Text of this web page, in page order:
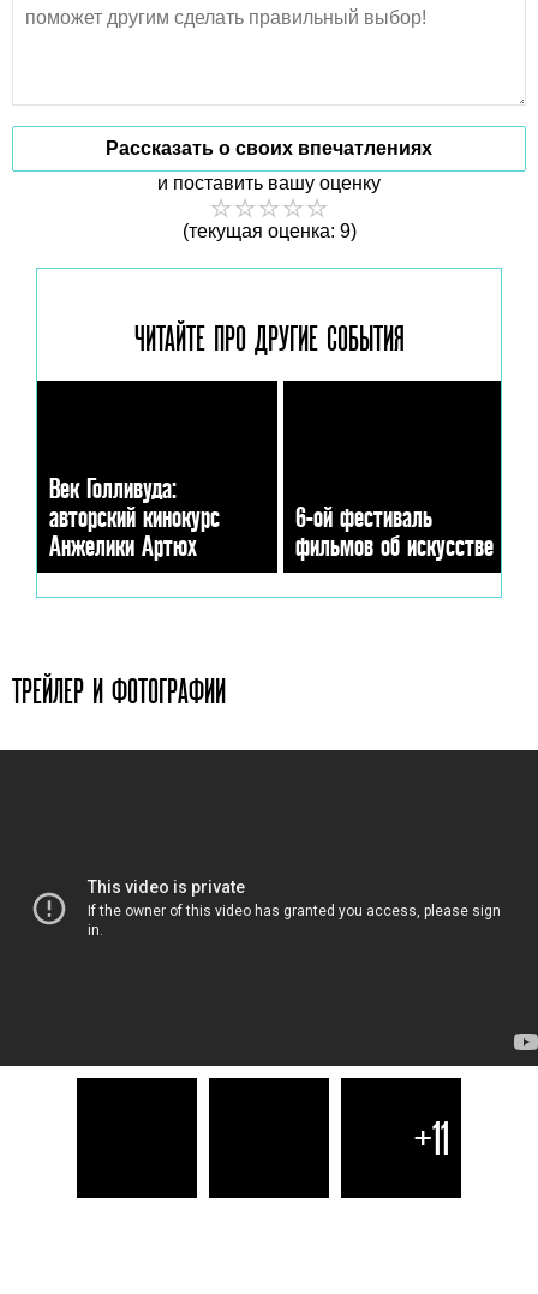
Рассказать о своих впечатлениях
и поставить вашу оценку
(текущая оценка: 9)
ЧИТАЙТЕ ПРО ДРУГИЕ СОБЫТИЯ
Век Голливуда:
авторский кинокурс
Анжелики Артюх
6-ой фестиваль
фильмов об искусстве
ТРЕЙЛЕР И ФОТОГРАФИИ
+11